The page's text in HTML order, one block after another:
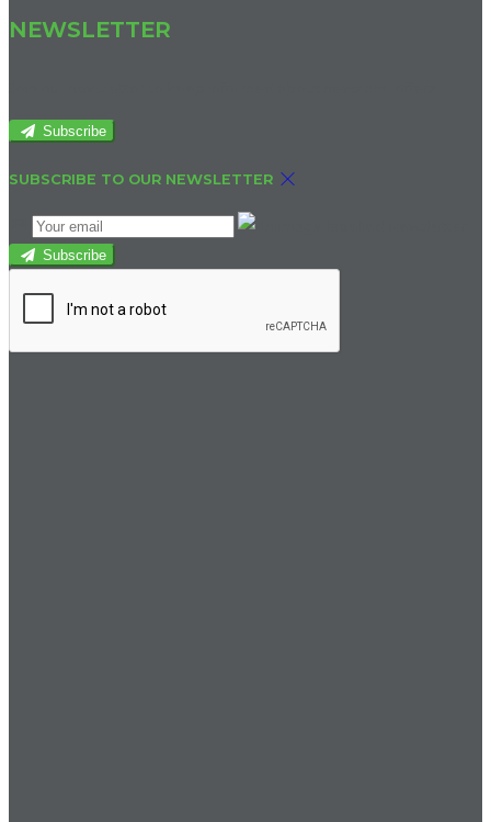
NEWSLETTER
Subscribe
SUBSCRIBE TO OUR NEWSLETTER
Subscribe